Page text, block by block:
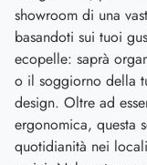
showroom di una
basandoti sui tuoi
ecopelle: saprà
o il soggiorno della
design. Oltre ad
ergonomica, questa
quotidianità nei